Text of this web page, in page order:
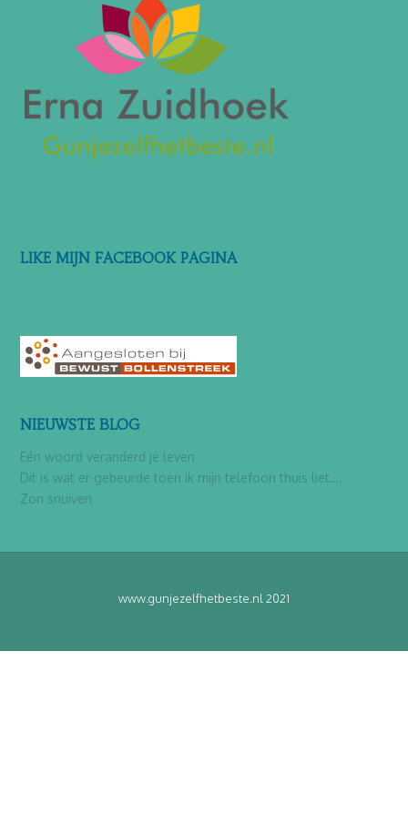
LIKE MIJN FACEBOOK PAGINA
NIEUWSTE BLOG
Eén woord veranderd je leven
Dit is wat er gebeurde toen ik mijn telefoon thuis liet….
Zon snuiven
www.gunjezelfhetbeste.nl 2021